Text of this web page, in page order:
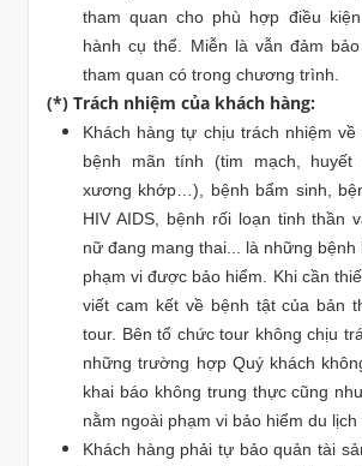
tham quan cho phù hợp điều
hành cụ thể. Miễn là vẫn đảm
tham quan có trong chương trình.
(*) Trách nhiệm của khách hàng:
Khách hàng tự chịu trách nhiệm
bệnh mãn tính (tim mạch, huyết
xương khớp…), bệnh bẩm sinh,
HIV AIDS, bệnh rối loạn tinh thần
nữ đang mang thai... là những bệnh
phạm vi được bảo hiểm. Khi cần
viết cam kết về bệnh tật của bản
tour. Bên tổ chức tour không chịu
những trường hợp Quý khách
khai báo không trung thực cũng
nằm ngoài phạm vi bảo hiểm du lịch
Khách hàng phải tự bảo quản tài